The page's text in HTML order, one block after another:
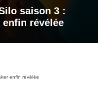
saison 3 :
enfin révélée
enfin révélée